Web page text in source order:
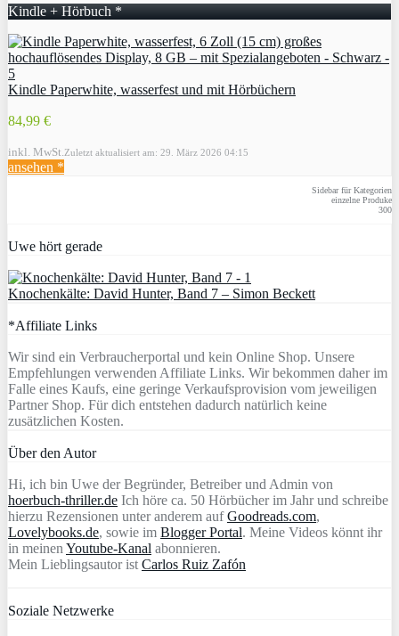
Kindle + Hörbuch *
Kindle Paperwhite, wasserfest und mit Hörbüchern
84,99 €
inkl. MwSt. Zuletzt aktualisiert am: 29. März 2026 04:15
ansehen *
Sidebar für Kategorien
einzelne Produke
300
Uwe hört gerade
Knochenkälte: David Hunter, Band 7 – Simon Beckett
*Affiliate Links
Wir sind ein Verbraucherportal und kein Online Shop. Unsere
Empfehlungen verwenden Affiliate Links. Wir bekommen daher im
Falle eines Kaufs, eine geringe Verkaufsprovision vom jeweiligen
Partner Shop. Für dich entstehen dadurch natürlich keine
zusätzlichen Kosten.
Über den Autor
Hi, ich bin Uwe der Begründer, Betreiber und Admin von
hoerbuch-thriller.de Ich höre ca. 50 Hörbücher im Jahr und schreibe
hierzu Rezensionen unter anderem aufGoodreads.com,
Lovelybooks.de, sowie im Blogger Portal. Meine Videos könnt ihr
in meinen Youtube-Kanal abonnieren.
Mein Lieblingsautor ist Carlos Ruiz Zafón
Soziale Netzwerke